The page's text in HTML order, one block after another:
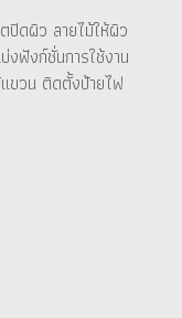
ปิดผิว ลายไม้ให้ผิว
งฟังก์ชั่นการใช้งาน
ขวน ติดตั้งป้ายไฟ